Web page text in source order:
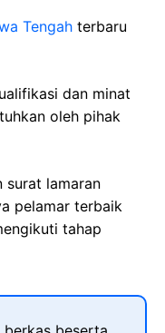
Tengah terbaru
dan minat
oleh pihak
surat lamaran
pelamar terbaik
tahap